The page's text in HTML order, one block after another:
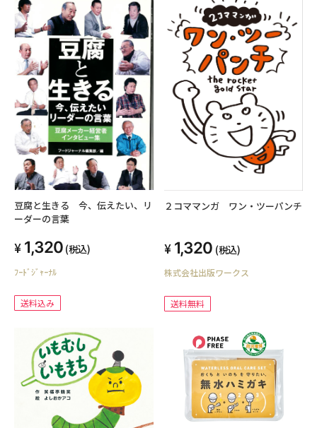
豆腐と生きる 今、伝えたい、リ
ーダーの言葉
1,320 (税込)
ﾌｰﾄﾞｼﾞｬｰﾅﾙ
送料込み
２コママンガ ワン・ツーパンチ
1,320 (税込)
株式会社出版ワークス
送料無料